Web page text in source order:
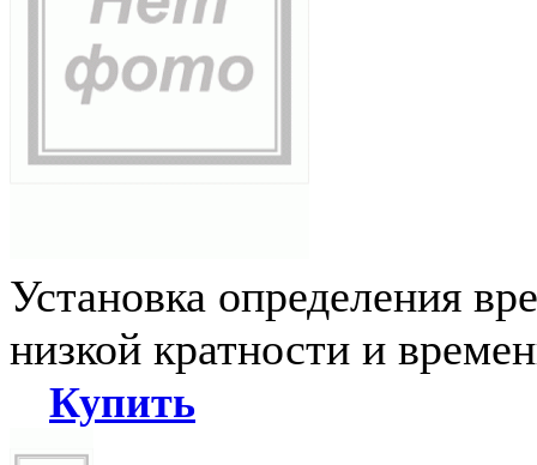
Установка определения
низкой кратности и
Купить